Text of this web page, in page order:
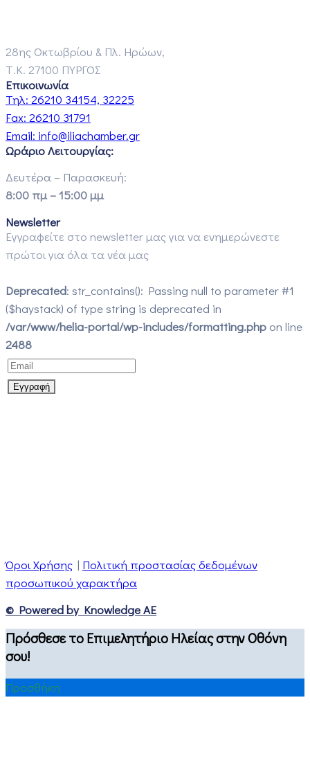
28ης Οκτωβρίου & Πλ. Ηρώων,
Τ.Κ. 27100 ΠΥΡΓΟΣ
Επικοινωνία
Τηλ: 26210 34154, 32225
Fax: 26210 31791
Email: info@iliachamber.gr
Ωράριο Λειτουργίας:
Δευτέρα – Παρασκευή:
8:00 πμ – 15:00 μμ
Newsletter
Εγγραφείτε στο newsletter μας για να ενημερώνεστε
πρώτοι για όλα τα νέα μας
Deprecated: str_contains(): Passing null to parameter #1
($haystack) of type string is deprecated in
/var/www/helia-portal/wp-includes/formatting.php on line
2488
Όροι Χρήσης | Πολιτική προστασίας δεδομένων
προσωπικού χαρακτήρα
© Powered by Knowledge AE
Πρόσθεσε το Επιμελητήριο Ηλείας στην Οθόνη
σου!
Προσθήκη